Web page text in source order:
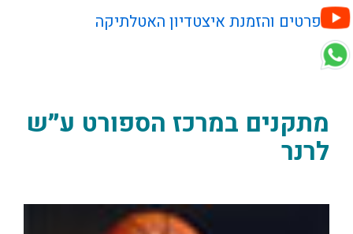
לפרטים והזמנת איצטדיון האטלתיקה
מתקנים במרכז הספורט ע״ש
לרנר